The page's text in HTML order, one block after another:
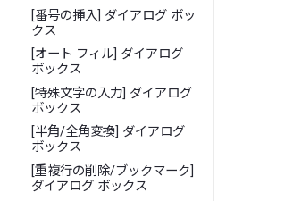
[番号の挿入] ダイアログ ボッ
クス
[オート フィル] ダイアログ
ボックス
[特殊文字の入力] ダイアログ
ボックス
[半角/全角変換] ダイアログ
ボックス
[重複行の削除/ブックマーク]
ダイアログ ボックス